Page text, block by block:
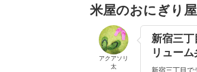
米屋のおにぎり
アクアソリ
太
新宿三
リュー
新宿三丁目で